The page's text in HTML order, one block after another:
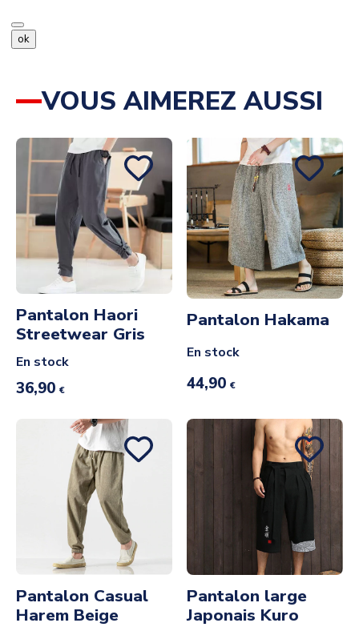
ok
VOUS AIMEREZ AUSSI
Pantalon Haori
Streetwear Gris
En stock
36,90 €
Pantalon Hakama
En stock
44,90 €
Pantalon Casual
Harem Beige
Pantalon large
Japonais Kuro